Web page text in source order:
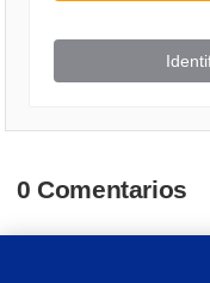
0 Comentarios